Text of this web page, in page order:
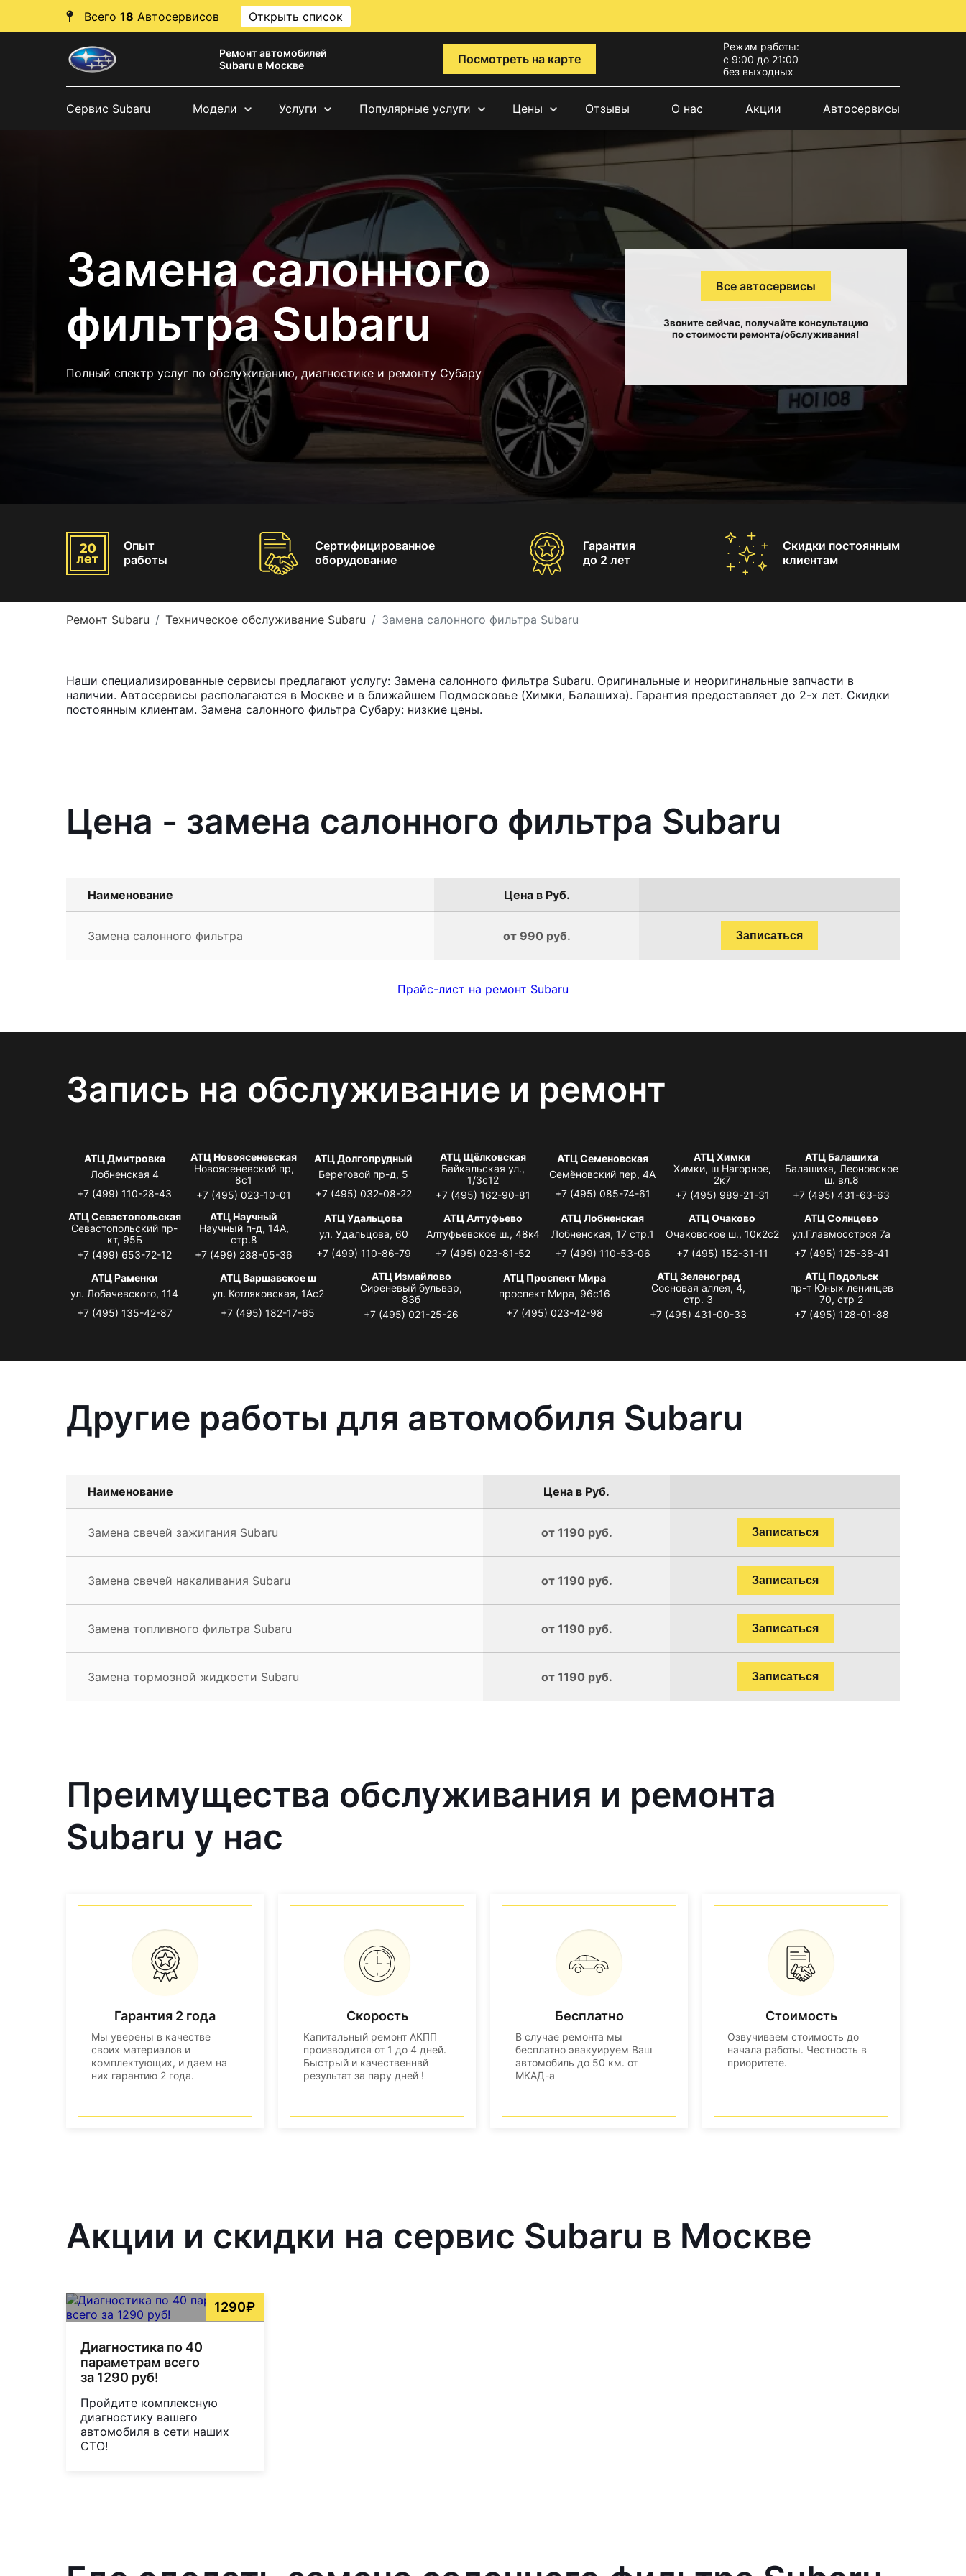
Всего 18 Автосервисов Открыть список
Ремонт автомобилей
Subaru в Москве
Посмотреть на карте
Режим работы:
с 9:00 до 21:00
без выходных
Сервис Subaru Модели Услуги Популярные услуги Цены Отзывы О нас Акции Автосервисы
Замена салонного
фильтра Subaru
Полный спектр услуг по обслуживанию, диагностике и ремонту Субару
Все автосервисы
Звоните сейчас, получайте консультацию
по стоимости ремонта/обслуживания!
Опыт
работы
Сертифицированное
оборудование
Гарантия
до 2 лет
Скидки постоянным
клиентам
Ремонт Subaru Техническое обслуживание Subaru Замена салонного фильтра Subaru
Наши специализированные сервисы предлагают услугу: Замена салонного фильтра Subaru. Оригинальные и неоригинальные запчасти в
наличии. Автосервисы располагаются в Москве и в ближайшем Подмосковье (Химки, Балашиха). Гарантия предоставляет до 2-х лет. Скидки
постоянным клиентам. Замена салонного фильтра Субару: низкие цены.
Цена - замена салонного фильтра Subaru
Наименование Цена в Руб.
Замена салонного фильтра от 990 руб. Записаться
Прайс-лист на ремонт Subaru
Запись на обслуживание и ремонт
АТЦ Дмитровка
Лобненская 4
+7 (499) 110-28-43
АТЦ Новоясеневская
Новоясеневский пр,
8с1
+7 (495) 023-10-01
АТЦ Долгопрудный
Береговой пр-д, 5
+7 (495) 032-08-22
АТЦ Щёлковская
Байкальская ул.,
1/3с12
+7 (495) 162-90-81
АТЦ Семеновская
Семёновский пер, 4А
+7 (495) 085-74-61
АТЦ Химки
Химки, ш Нагорное,
2к7
+7 (495) 989-21-31
АТЦ Балашиха
Балашиха, Леоновское
ш. вл.8
+7 (495) 431-63-63
АТЦ Севастопольская
Севастопольский пр-
кт, 95Б
+7 (499) 653-72-12
АТЦ Научный
Научный п-д, 14А,
стр.8
+7 (499) 288-05-36
АТЦ Удальцова
ул. Удальцова, 60
+7 (499) 110-86-79
АТЦ Алтуфьево
Алтуфьевское ш., 48к4
+7 (495) 023-81-52
АТЦ Лобненская
Лобненская, 17 стр.1
+7 (499) 110-53-06
АТЦ Очаково
Очаковское ш., 10к2с2
+7 (495) 152-31-11
АТЦ Солнцево
ул.Главмосстроя 7а
+7 (495) 125-38-41
АТЦ Раменки
ул. Лобачевского, 114
+7 (495) 135-42-87
АТЦ Варшавское ш
ул. Котляковская, 1Ас2
+7 (495) 182-17-65
АТЦ Измайлово
Сиреневый бульвар,
83б
+7 (495) 021-25-26
АТЦ Проспект Мира
проспект Мира, 96с16
+7 (495) 023-42-98
АТЦ Зеленоград
Сосновая аллея, 4,
стр. 3
+7 (495) 431-00-33
АТЦ Подольск
пр-т Юных ленинцев
70, стр 2
+7 (495) 128-01-88
Другие работы для автомобиля Subaru
Наименование Цена в Руб.
Замена свечей зажигания Subaru от 1190 руб. Записаться
Замена свечей накаливания Subaru от 1190 руб. Записаться
Замена топливного фильтра Subaru от 1190 руб. Записаться
Замена тормозной жидкости Subaru от 1190 руб. Записаться
Преимущества обслуживания и ремонта
Subaru у нас
Гарантия 2 года
Мы уверены в качестве
своих материалов и
комплектующих, и даем на
них гарантию 2 года.
Скорость
Капитальный ремонт АКПП
производится от 1 до 4 дней.
Быстрый и качественнвй
результат за пару дней !
Бесплатно
В случае ремонта мы
бесплатно эвакуируем Ваш
автомобиль до 50 км. от
МКАД-а
Стоимость
Озвучиваем стоимость до
начала работы. Честность в
приоритете.
Акции и скидки на сервис Subaru в Москве
1290₽
Диагностика по 40
параметрам всего
за 1290 руб!
Пройдите комплексную
диагностику вашего
автомобиля в сети наших
СТО!